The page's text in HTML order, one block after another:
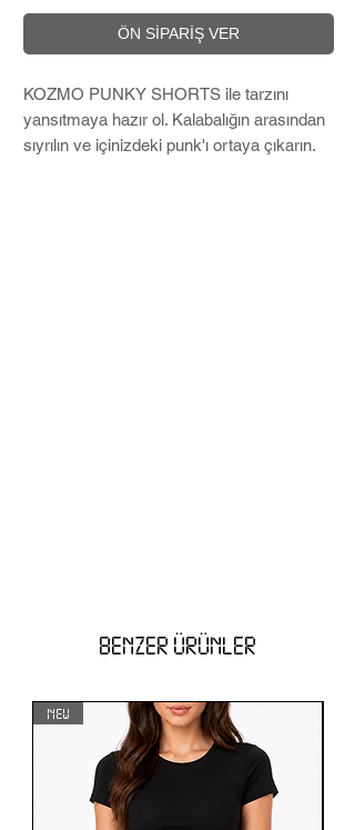
ÖN SİPARİŞ VER
KOZMO PUNKY SHORTS ile tarzını
yansıtmaya hazır ol. Kalabalığın arasından
sıyrılın ve içinizdeki punk'ı ortaya çıkarın.
BENZER ÜRÜNLER
NEW